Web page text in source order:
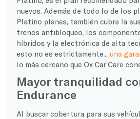
nuevos. Además de todo lo de los
Platino planes, también cubre la
frenos antibloqueo, los
híbridos y la electrónica de alta
esto no es estrictamente... una
lo más cercano que Ox Car Care
Mayor tranquilidad
Endurance
Al buscar cobertura para sus